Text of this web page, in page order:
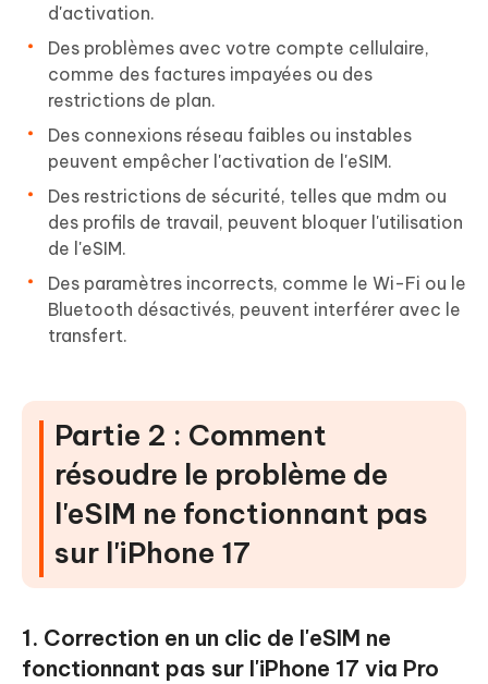
d'activation.
Des problèmes avec votre compte cellulaire,
comme des factures impayées ou des
restrictions de plan.
Des connexions réseau faibles ou instables
peuvent empêcher l'activation de l'eSIM.
Des restrictions de sécurité, telles que mdm ou
des profils de travail, peuvent bloquer l'utilisation
de l'eSIM.
Des paramètres incorrects, comme le Wi-Fi ou le
Bluetooth désactivés, peuvent interférer avec le
transfert.
Partie 2 : Comment
résoudre le problème de
l'eSIM ne fonctionnant pas
sur l'iPhone 17
1. Correction en un clic de l'eSIM ne
fonctionnant pas sur l'iPhone 17 via Pro